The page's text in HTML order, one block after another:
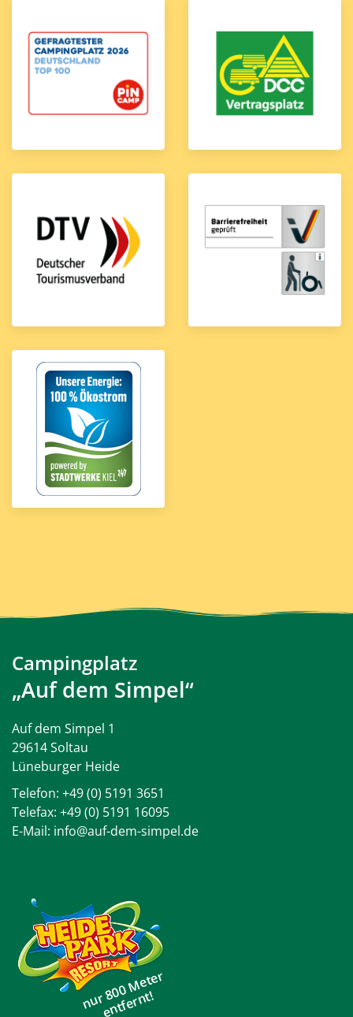
Campingplatz
„Auf dem Simpel“
Auf dem Simpel 1
29614 Soltau
Lüneburger Heide
Telefon: +49 (0) 5191 3651
Telefax: +49 (0) 5191 16095
E-Mail: info@auf-dem-simpel.de
nur 800 Meter
entfernt!